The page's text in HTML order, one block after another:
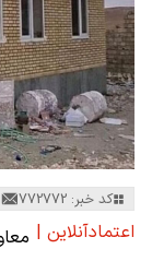
کد خبر: 772772
اعتمادآنلاین |